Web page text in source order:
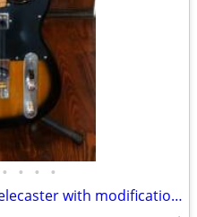
• • • •
Peavey 78 Generation EXP Telecaster with modifications